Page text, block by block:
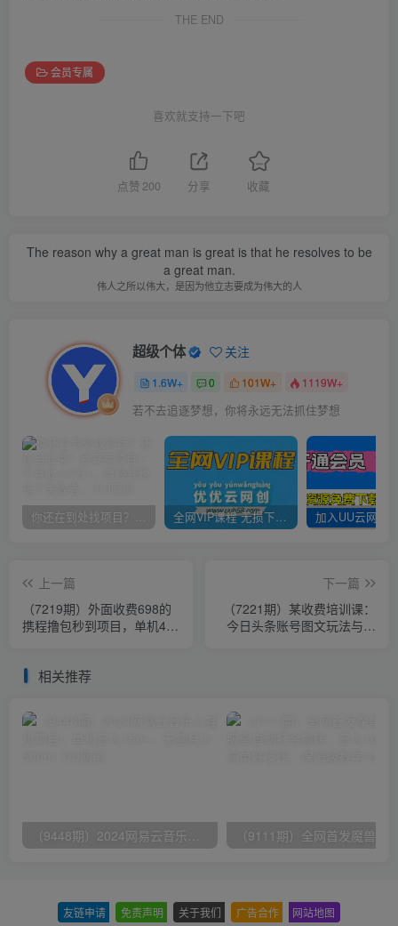
THE END
会员专属
喜欢就支持一下吧
点赞 200 分享 收藏
The reason why a great man is great is that he resolves to be
a great man.
伟人之所以伟大，是因为他立志要成为伟大的人
超级个体 关注
1.6W+ 0 101W+ 1119W+
若不去追逐梦想，你将永远无法抓住梦想
你还在到处找项目？还在当韭菜？我靠卖项目一个月收入5万+，曾经我也是个失败者。 全网VIP课程 无损下载~
上一篇
（7219期）外面收费698的
携程撸包秒到项目，单机40-
下一篇
（7221期）某收费培训课：
今日头条账号图文玩法与细
相关推荐
友链申请 免责声明 关于我们 广告合作 网站地图